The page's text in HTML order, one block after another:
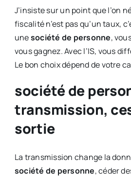
J’insiste sur un point que l’on
fiscalité n’est pas qu’un taux,
unesociété de personne,
vous gagnez. Avec l’IS, vous
Le bon choix dépend de votre
société de
transmission,
sortie
La transmission change la
société de personne, céder